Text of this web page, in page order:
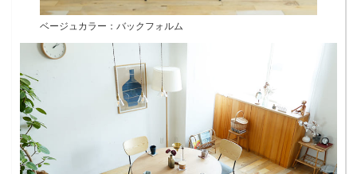
ベージュカラー：バックフォルム